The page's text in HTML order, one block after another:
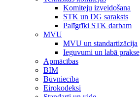
Komiteju izveidošana
STK un DG saraksts
Palīgrīki STK darbam
MVU
MVU un standartizācija
Ieguvumi un labā prakse
Apmācības
BIM
Būvniecība
Eirokodeksi